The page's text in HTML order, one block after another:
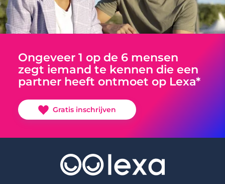
Ongeveer 1 op de 6 mensen
zegt iemand te kennen die een
partner heeft ontmoet op Lexa*
Gratis inschrijven